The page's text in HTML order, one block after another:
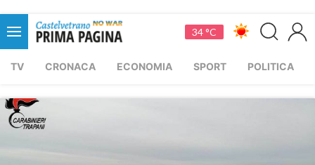
34 °C
TV CRONACA ECONOMIA SPORT POLITICA